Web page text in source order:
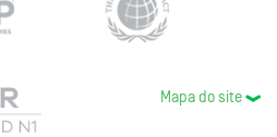
Mapa do site